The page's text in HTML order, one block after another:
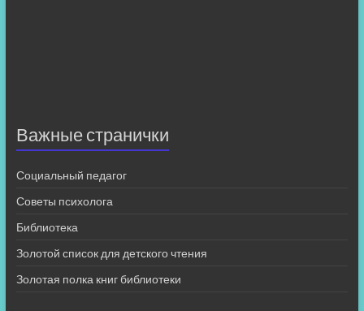
Важные странички
Социальный педагог
Советы психолога
Библиотека
Золотой список для детского чтения
Золотая полка книг библиотеки